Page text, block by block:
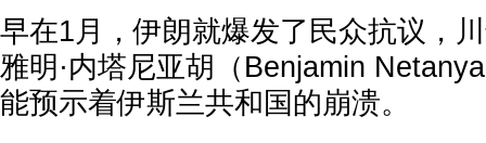
早在1月，伊朗就爆发了民众抗议，
雅明·内塔尼亚胡（Benjamin
能预示着伊斯兰共和国的崩溃。